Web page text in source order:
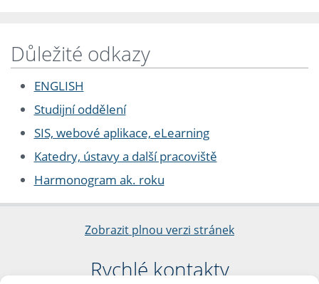
Důležité odkazy
ENGLISH
Studijní oddělení
SIS, webové aplikace, eLearning
Katedry, ústavy a další pracoviště
Harmonogram ak. roku
Zobrazit plnou verzi stránek
Rychlé kontakty